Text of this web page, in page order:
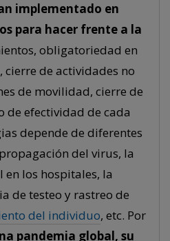
implementado en
para hacer frente a la
obligatoriedad en
cierre de actividades no
de movilidad, cierre de
de efectividad de cada
depende de diferentes
del virus, la
los hospitales, la
de testeo y rastreo de
del individuo, etc. Por
pandemia global, su